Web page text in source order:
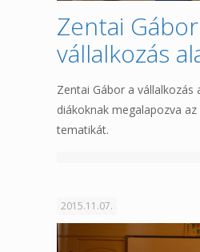
Zentai
vállalkozás
Zentai Gábor a vállalkozás
diákoknak megalapozva az
tematikát.
2015.11.07.